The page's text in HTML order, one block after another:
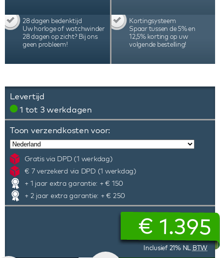
28 dagen bedenktijd
Uw horloge of watchwinder
28 dagen op zicht? Bij ons
geen probleem!
Kortingsysteem
Spaar tussen de 5% en
12,5% korting op uw
volgende bestelling!
Levertijd
1 tot 3 werkdagen
Toon verzendkosten voor:
Gratis via DPD (1 werkdag)
€ 7 verzekerd via DPD (1 werkdag)
+ 1 jaar extra garantie: + € 150
+ 2 jaar extra garantie: + € 250
€ 1.395
Inclusief 21% NL BTW